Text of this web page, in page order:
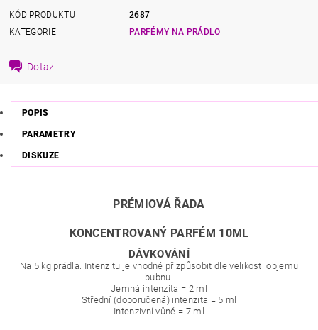
KÓD PRODUKTU
2687
KATEGORIE
PARFÉMY NA PRÁDLO
Dotaz
POPIS
PARAMETRY
DISKUZE
PRÉMIOVÁ ŘADA
KONCENTROVANÝ PARFÉM 10ML
DÁVKOVÁNÍ
Na 5 kg prádla. Intenzitu je vhodné přizpůsobit dle velikosti objemu
bubnu.
Jemná intenzita = 2 ml
Střední (doporučená) intenzita = 5 ml
Intenzivní vůně = 7 ml